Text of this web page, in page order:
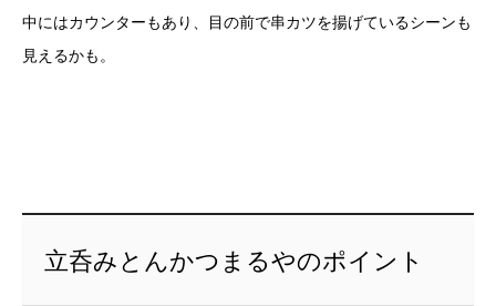
中にはカウンターもあり、目の前で串カツを揚げているシーンも
見えるかも。
立呑みとんかつまるやのポイント